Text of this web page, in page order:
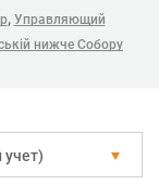
, Управляющий
нижче Собору
учет)